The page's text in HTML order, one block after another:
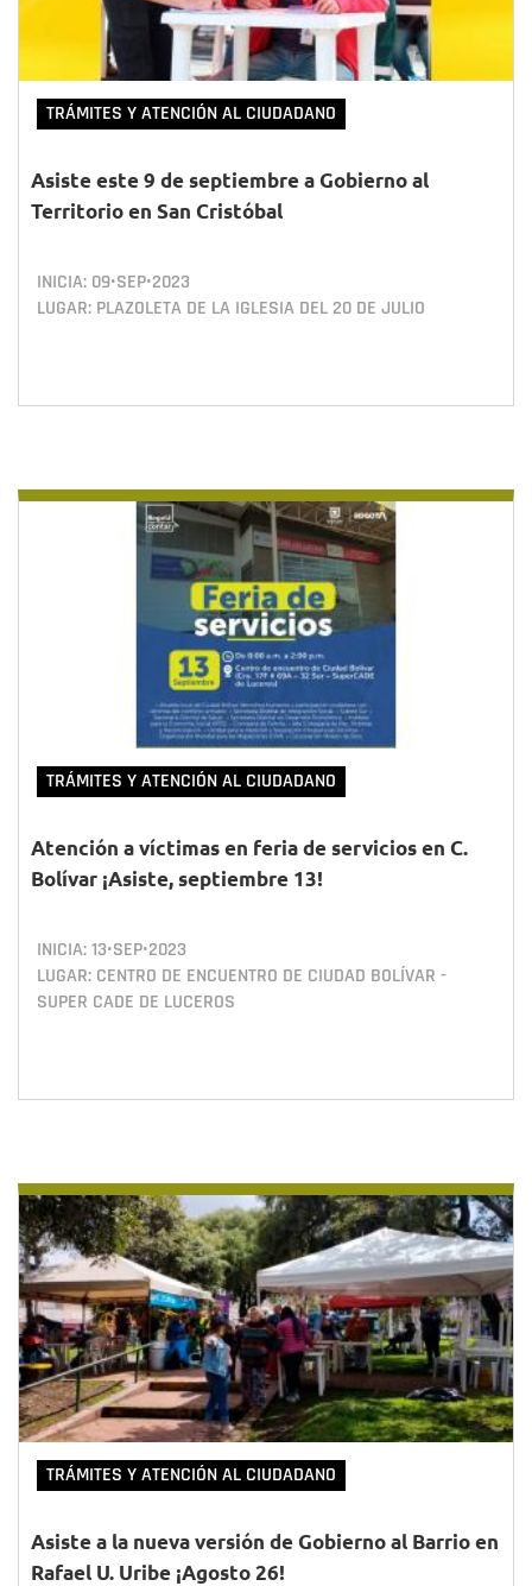
TRÁMITES Y ATENCIÓN AL CIUDADANO
Asiste este 9 de septiembre a Gobierno al
Territorio en San Cristóbal
INICIA: 09•SEP•2023
LUGAR: PLAZOLETA DE LA IGLESIA DEL 20 DE JULIO
TRÁMITES Y ATENCIÓN AL CIUDADANO
Atención a víctimas en feria de servicios en C.
Bolívar ¡Asiste, septiembre 13!
INICIA:13•SEP•2023
LUGAR: CENTRO DE ENCUENTRO DE CIUDAD BOLÍVAR -
SUPER CADE DE LUCEROS
TRÁMITES Y ATENCIÓN AL CIUDADANO
Asiste a la nueva versión de Gobierno al Barrio en
Rafael U. Uribe ¡Agosto 26!